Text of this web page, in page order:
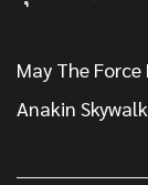
May The Force
Anakin